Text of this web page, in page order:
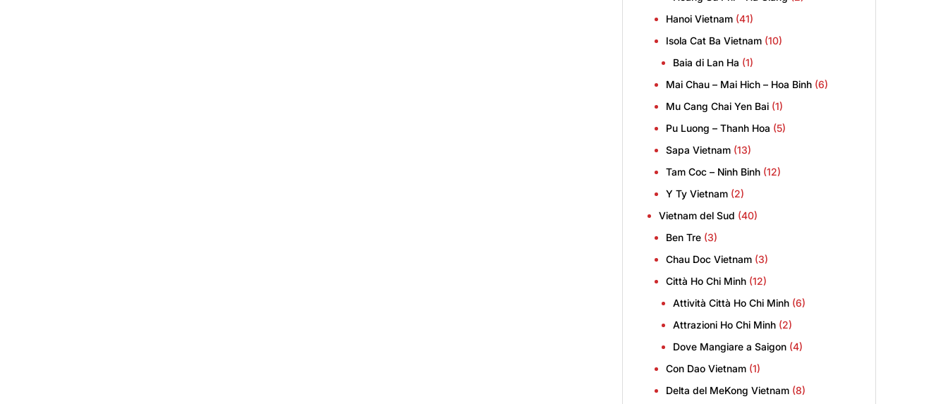
Hanoi Vietnam (41)
Isola Cat Ba Vietnam (10)
Baia di Lan Ha (1)
Mai Chau – Mai Hich – Hoa Binh (6)
Mu Cang Chai Yen Bai (1)
Pu Luong – Thanh Hoa (5)
Sapa Vietnam (13)
Tam Coc – Ninh Binh (12)
Y Ty Vietnam (2)
Vietnam del Sud (40)
Ben Tre (3)
Chau Doc Vietnam (3)
Città Ho Chi Minh (12)
Attività Città Ho Chi Minh (6)
Attrazioni Ho Chi Minh (2)
Dove Mangiare a Saigon (4)
Con Dao Vietnam (1)
Delta del MeKong Vietnam (8)